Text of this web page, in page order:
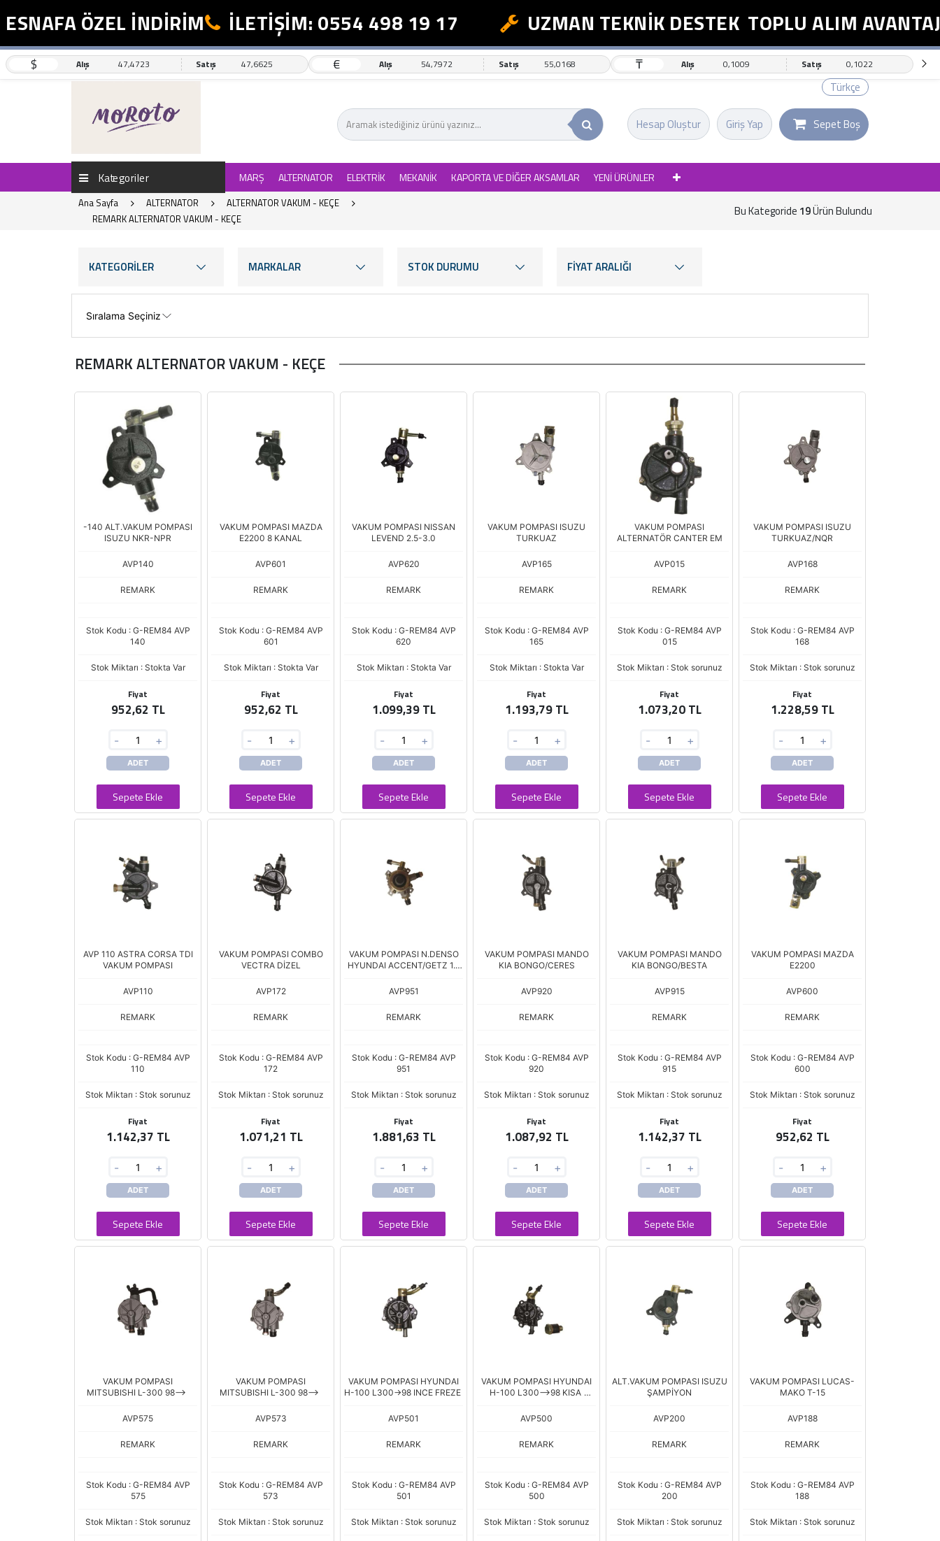
ÖZEL İNDİRİM İLETİŞİM: 0554 498 19 17 UZMAN TEKNİK DESTEK TOPLU ALIM AVANTAJI
$ Alış 47,4723 Satış 47,6625 € Alış 54,7972 Satış 55,0168 ₸ Alış 0,1009 Satış 0,1022
Türkçe
Giriş Yap
Hesap Oluştur Sepet Boş
Kategoriler MARŞ ALTERNATOR ELEKTRİK MEKANİK KAPORTA VE DİĞER AKSAMLAR YENİ ÜRÜNLER
Ana Sayfa ALTERNATOR
ALTERNATOR VAKUM - KEÇE
REMARK ALTERNATOR VAKUM - KEÇE
Bu Kategoride 19Ürün Bulundu
KATEGORİLER MARKALAR STOK DURUMU FİYAT ARALIĞI
REMARK ALTERNATOR VAKUM - KEÇE
-140 ALT.VAKUM POMPASI
ISUZU NKR-NPR
AVP140
REMARK
Stok Kodu : G-REM84 AVP
140
Stok Miktarı : Stokta Var
Fiyat
952,62 TL
- +
ADET
Sepete Ekle
VAKUM POMPASI MAZDA
E2200 8 KANAL
AVP601
REMARK
Stok Kodu : G-REM84 AVP
601
Stok Miktarı : Stokta Var
Fiyat
952,62 TL
- +
ADET
Sepete Ekle
VAKUM POMPASI NISSAN
LEVEND 2.5-3.0
AVP620
REMARK
Stok Kodu : G-REM84 AVP
620
Stok Miktarı : Stokta Var
Fiyat
1.099,39 TL
- +
ADET
Sepete Ekle
VAKUM POMPASI ISUZU
TURKUAZ
AVP165
REMARK
Stok Kodu : G-REM84 AVP
165
Stok Miktarı : Stokta Var
Fiyat
1.193,79 TL
- +
ADET
Sepete Ekle
VAKUM POMPASI
ALTERNATÖR CANTER EM
AVP015
REMARK
Stok Kodu : G-REM84 AVP
015
Stok Miktarı : Stok sorunuz
Fiyat
1.073,20 TL
- +
ADET
Sepete Ekle
VAKUM POMPASI ISUZU
TURKUAZ/NQR
AVP168
REMARK
Stok Kodu : G-REM84 AVP
168
Stok Miktarı : Stok sorunuz
Fiyat
1.228,59 TL
- +
ADET
Sepete Ekle
AVP 110 ASTRA CORSA TDI
VAKUM POMPASI
AVP110
REMARK
Stok Kodu : G-REM84 AVP
110
Stok Miktarı : Stok sorunuz
Fiyat
1.142,37 TL
- +
ADET
Sepete Ekle
VAKUM POMPASI COMBO
VECTRA DİZEL
AVP172
REMARK
Stok Kodu : G-REM84 AVP
172
Stok Miktarı : Stok sorunuz
Fiyat
1.071,21 TL
- +
ADET
Sepete Ekle
VAKUM POMPASI N.DENSO
HYUNDAI ACCENT/GETZ 1.5
AVP951
REMARK
Stok Kodu : G-REM84 AVP
951
Stok Miktarı : Stok sorunuz
Fiyat
1.881,63 TL
- +
ADET
Sepete Ekle
VAKUM POMPASI MANDO
KIA BONGO/CERES
AVP920
REMARK
Stok Kodu : G-REM84 AVP
920
Stok Miktarı : Stok sorunuz
Fiyat
1.087,92 TL
- +
ADET
Sepete Ekle
VAKUM POMPASI MANDO
KIA BONGO/BESTA
AVP915
REMARK
Stok Kodu : G-REM84 AVP
915
Stok Miktarı : Stok sorunuz
Fiyat
1.142,37 TL
- +
ADET
Sepete Ekle
VAKUM POMPASI MAZDA
E2200
AVP600
REMARK
Stok Kodu : G-REM84 AVP
600
Stok Miktarı : Stok sorunuz
Fiyat
952,62 TL
- +
ADET
Sepete Ekle
VAKUM POMPASI
MITSUBISHI L-300 98-->
AVP575
REMARK
Stok Kodu : G-REM84 AVP
575
Stok Miktarı : Stok sorunuz
VAKUM POMPASI
MITSUBISHI L-300 98-->
AVP573
REMARK
Stok Kodu : G-REM84 AVP
573
Stok Miktarı : Stok sorunuz
VAKUM POMPASI HYUNDAI
H-100 L300->98 INCE FREZE
AVP501
REMARK
Stok Kodu : G-REM84 AVP
501
Stok Miktarı : Stok sorunuz
VAKUM POMPASI HYUNDAI
H-100 L300-->98 KISA
AVP500
REMARK
Stok Kodu : G-REM84 AVP
500
Stok Miktarı : Stok sorunuz
ALT.VAKUM POMPASI ISUZU
ŞAMPİYON
AVP200
REMARK
Stok Kodu : G-REM84 AVP
200
Stok Miktarı : Stok sorunuz
VAKUM POMPASI LUCAS-
MAKO T-15
AVP188
REMARK
Stok Kodu : G-REM84 AVP
188
Stok Miktarı : Stok sorunuz